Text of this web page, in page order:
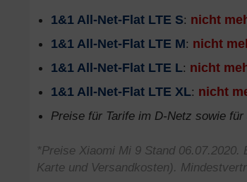
1&1 All-Net-Flat LTE S: nicht
1&1 All-Net-Flat LTE M: nicht
1&1 All-Net-Flat LTE L: nicht
1&1 All-Net-Flat LTE XL: nicht
Preise für Tarife im D-Netz sowie für
*Preise Xiaomi Mi 9 Stand
Karte und Versandkosten).